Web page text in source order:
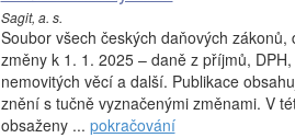
Sagit, a. s.
Soubor všech českých daňových
změny k 1. 1. 2025 – daně z příjmů,
nemovitých věcí a další. Publikace
znění s tučně vyznačenými změnami. V
obsaženy ... pokračování